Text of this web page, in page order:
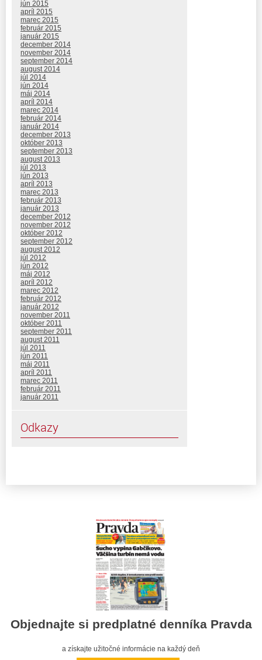
jún 2015
apríl 2015
marec 2015
február 2015
január 2015
december 2014
november 2014
september 2014
august 2014
júl 2014
jún 2014
máj 2014
apríl 2014
marec 2014
február 2014
január 2014
december 2013
október 2013
september 2013
august 2013
júl 2013
jún 2013
apríl 2013
marec 2013
február 2013
január 2013
december 2012
november 2012
október 2012
september 2012
august 2012
júl 2012
jún 2012
máj 2012
apríl 2012
marec 2012
február 2012
január 2012
november 2011
október 2011
september 2011
august 2011
júl 2011
jún 2011
máj 2011
apríl 2011
marec 2011
február 2011
január 2011
Odkazy
Objednajte si predplatné denníka Pravda
a získajte užitočné informácie na každý deň